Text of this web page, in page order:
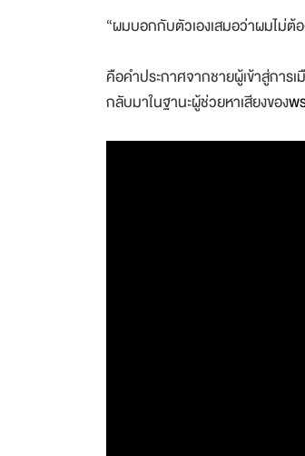
“ผมบอกกับตัวเองเสมอว่าผมไม่ต้
คือคำประกาศจากชายผู้เข้าสู่การ
กลับมาในฐานะผู้ช่วยหาเสียงของพ